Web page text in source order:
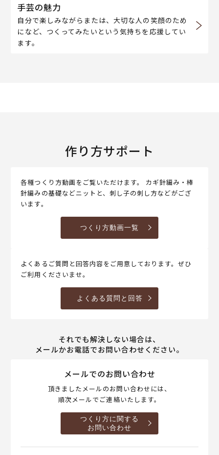
手芸の魅力
自分で楽しみながらまたは、大切な人の笑顔のため
になど、つくってみたいという気持ちを応援してい
ます。
作り方サポート
各種つくり方動画をご覧いただけます。 カギ針編み・棒
針編みの基礎などニットと、刺し子の刺し方などがござ
います。
つくり方動画一覧
よくあるご質問と回答内容をご用意しております。ぜひ
ご利用くださいませ。
よくある質問と回答
それでも解決しない場合は、
メールかお電話でお問い合わせください。
メールでのお問い合わせ
頂きましたメールのお問い合わせには、
順次メールでご連絡いたします。
つくり方に関する
お問い合わせ